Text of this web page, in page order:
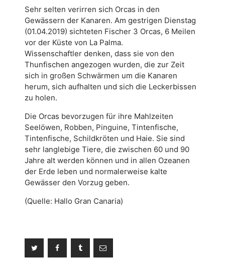
Sehr selten verirren sich Orcas in den
Gewässern der Kanaren. Am gestrigen Dienstag
(01.04.2019) sichteten Fischer 3 Orcas, 6 Meilen
vor der Küste von La Palma.
Wissenschaftler denken, dass sie von den
Thunfischen angezogen wurden, die zur Zeit
sich in großen Schwärmen um die Kanaren
herum, sich aufhalten und sich die Leckerbissen
zu holen.
Die Orcas bevorzugen für ihre Mahlzeiten
Seelöwen, Robben, Pinguine, Tintenfische,
Tintenfische, Schildkröten und Haie. Sie sind
sehr langlebige Tiere, die zwischen 60 und 90
Jahre alt werden können und in allen Ozeanen
der Erde leben und normalerweise kalte
Gewässer den Vorzug geben.
(Quelle: Hallo Gran Canaria)